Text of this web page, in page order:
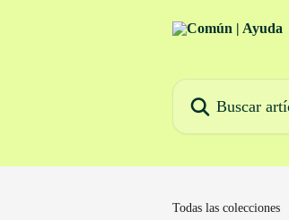
Todas las colecciones